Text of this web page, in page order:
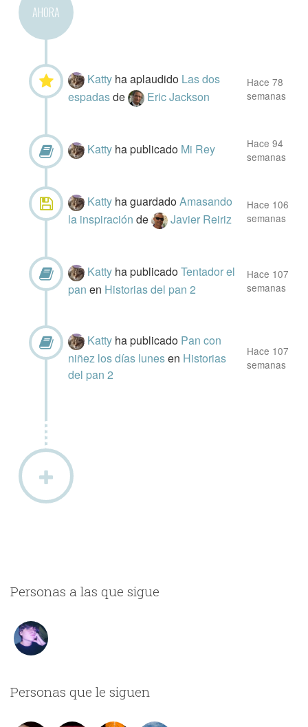
AHORA
Katty ha aplaudido Las dos
espadasde Eric Jackson
Hace 78
semanas
Katty ha publicado Mi Rey
Hace 94
semanas
Katty ha guardadoAmasando
la inspiraciónde Javier Reiriz
Hace 106
semanas
Katty ha publicadoTentador el
panen Historias del pan 2
Hace 107
semanas
Katty ha publicado Pan con
niñez los días lunesen Historias
del pan 2
Hace 107
semanas
Personas a las que sigue
Personas que le siguen